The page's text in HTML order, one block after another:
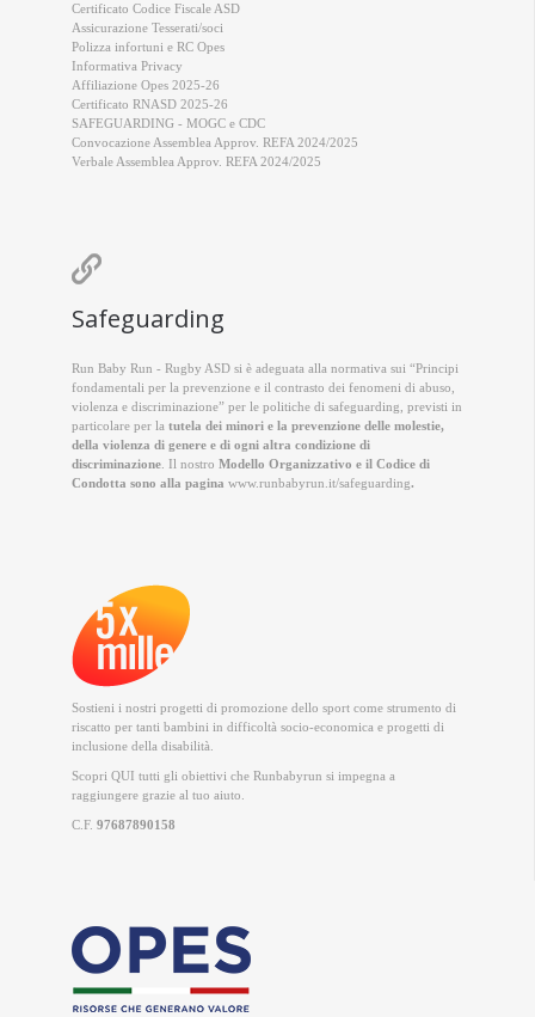
Certificato Codice Fiscale ASD
Assicurazione Tesserati/soci
Polizza infortuni e RC Opes
Informativa Privacy
Affiliazione Opes 2025-26
Certificato RNASD 2025-26
SAFEGUARDING - MOGC e CDC
Convocazione Assemblea Approv. REFA 2024/2025
Verbale Assemblea Approv. REFA 2024/2025

Safeguarding
Run Baby Run - Rugby ASD si è adeguata alla normativa sui “Principi
fondamentali per la prevenzione e il contrasto dei fenomeni di abuso,
violenza e discriminazione” per le politiche di safeguarding, previsti in
particolare per la tutela dei minori e la prevenzione delle molestie,
della violenza di genere e di ogni altra condizione di
discriminazione . Il nostro Modello Organizzativo e il Codice di
Condotta sono alla pagina www.runbabyrun.it/safeguarding.
Sostieni i nostri progetti di promozione dello sport come strumento di
riscatto per tanti bambini in difficoltà socio-economica e progetti di
inclusione della disabilità.
Scopri QUI tutti gli obiettivi che Runbabyrun si impegna a
raggiungere grazie al tuo aiuto.
C.F. 97687890158